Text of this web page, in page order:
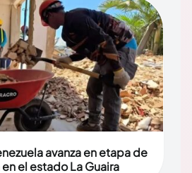
avanza en etapa de
el estado La Guaira